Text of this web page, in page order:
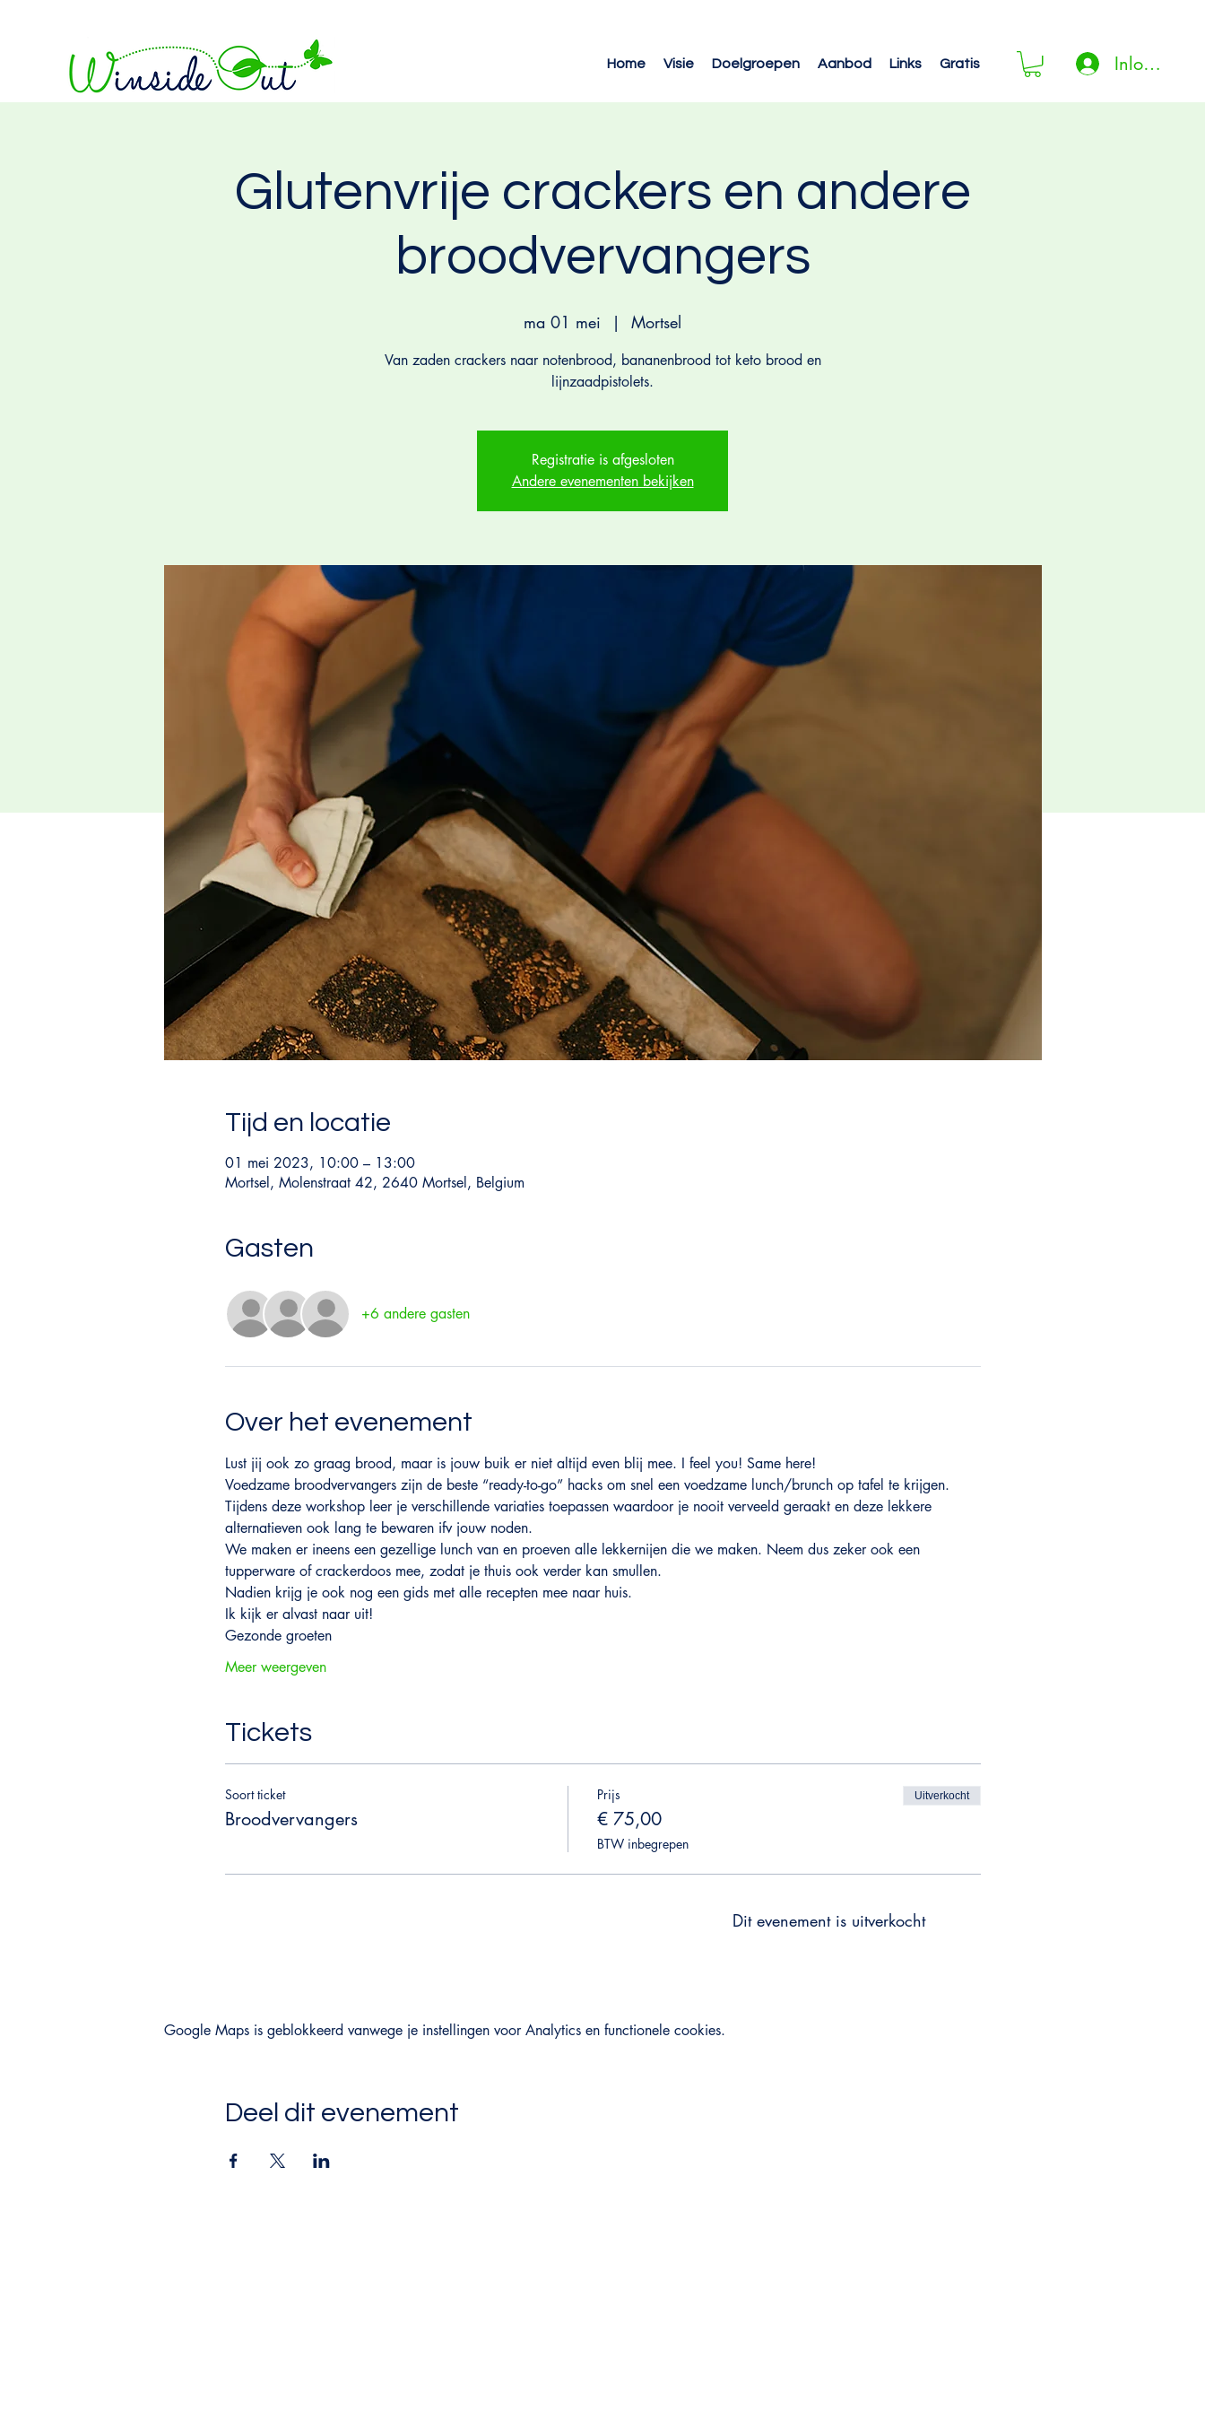
Home Visie Doelgroepen Aanbod Links Gratis Inloggen
Glutenvrije crackers en andere
broodvervangers
ma 01 mei
  |
Mortsel
Van zaden crackers naar notenbrood, bananenbrood tot keto brood en
lijnzaadpistolets.
Registratie is afgesloten
Andere evenementen bekijken
Tijd en locatie
01 mei 2023, 10:00 – 13:00
Mortsel, Molenstraat 42, 2640 Mortsel, Belgium
Gasten
+6 andere gasten
Over het evenement
Lust jij ook zo graag brood, maar is jouw buik er niet altijd even blij mee. I feel you! Same here!
Voedzame broodvervangers zijn de beste “ready-to-go” hacks om snel een voedzame lunch/brunch op tafel te krijgen.
Tijdens deze workshop leer je verschillende variaties toepassen waardoor je nooit verveeld geraakt en deze lekkere
alternatieven ook lang te bewaren ifv jouw noden.
We maken er ineens een gezellige lunch van en proeven alle lekkernijen die we maken. Neem dus zeker ook een
tupperware of crackerdoos mee, zodat je thuis ook verder kan smullen.
Nadien krijg je ook nog een gids met alle recepten mee naar huis.
Ik kijk er alvast naar uit!
Gezonde groeten
Meer weergeven
Tickets
Soort ticket
Broodvervangers
Prijs
€ 75,00
BTW inbegrepen
Uitverkocht
Dit evenement is uitverkocht
Google Maps is geblokkeerd vanwege je instellingen voor Analytics en functionele cookies.
Deel dit evenement